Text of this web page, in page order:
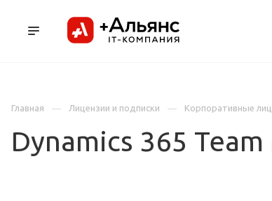
Главная
Лицензии и подписки Корпоративные
Dynamics 365